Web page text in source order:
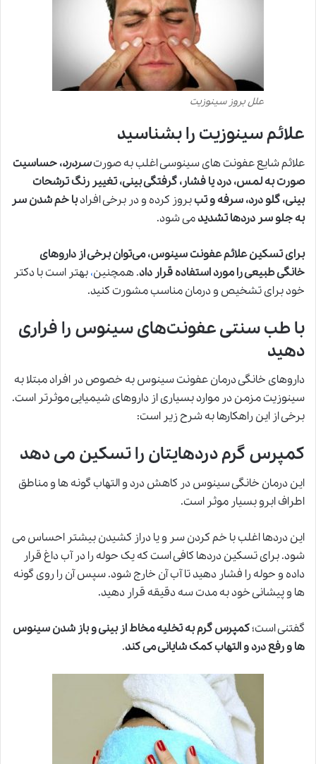
علل بروز سینوزیت
علائم سینوزیت را بشناسید
علائم شایع عفونت های سینوسی اغلب به صورتسردرد، حساسیت
صورت به لمس، درد یا فشار، گرفتگی بینی، تغییر رنگ ترشحات
بینی، گلو درد، سرفه و تببروز کرده و در برخی افرادبا خم شدن سر
به جلو سر دردها تشدیدمی شود.
برای تسکین علائم عفونت سینوس، می‌توان برخی از داروهای
خانگی طبیعی را مورد استفاده قرار داد. همچنین،بهتر است با دکتر
خود برای تشخیص و درمان مناسب مشورت کنید.
با طب سنتی عفونت‌های سینوس را فراری
دهید
داروهای خانگی درمان عفونت سینوس به خصوص در افراد مبتلا به
سینوزیت مزمن در موارد بسیاری از داروهای شیمیایی موثرتر است.
برخی از این راهکارها به شرح زیر است:
کمپرس گرم دردهایتان را تسکین می دهد
این درمان خانگی سینوس در کاهش درد و التهاب گونه ها و مناطق
اطراف ابرو بسیار موثر است.
این دردها اغلب با خم کردن سر و یا دراز کشیدن بیشتر احساس می
شود. برای تسکین دردها کافی است که یک حوله را در آب داغ قرار
داده و حوله را فشار دهید تا آب آن خارج شود. سپس آن را روی گونه
ها و پیشانی خود به مدت سه دقیقه قرار دهید.
گفتنی است؛کمپرس گرم به تخلیه مخاط از بینی و باز شدن سینوس
ها و رفع درد و التهاب کمک شایانی می کند.